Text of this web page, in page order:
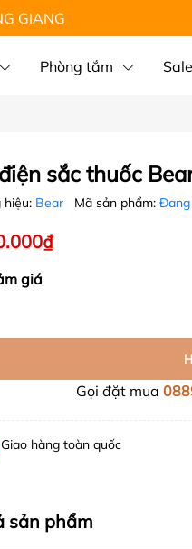
GIANG
Phòng tắm
sắc thuốc
hiệu: Bear Mã sản phẩm:
giá
Gọi đặt mua
Giao hàng toàn quốc
sản phẩm